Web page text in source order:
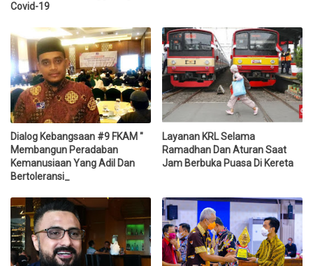
Covid-19
Dialog Kebangsaan #9 FKAM "
Membangun Peradaban
Kemanusiaan Yang Adil Dan
Bertoleransi_
Layanan KRL Selama
Ramadhan Dan Aturan Saat
Jam Berbuka Puasa Di Kereta